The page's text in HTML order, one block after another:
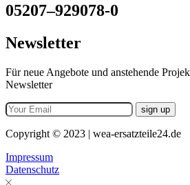
05207–929078-0
Newsletter
Für neue Angebote und anstehende
Newsletter
Copyright © 2023 | wea-ersatzteile24.de
Impressum
Datenschutz